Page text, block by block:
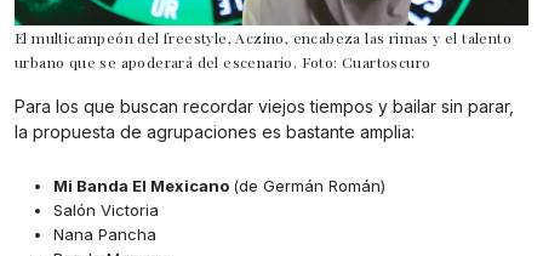
El multicampeón del freestyle, Aczino, encabeza las rimas y el talento
urbano que se apoderará del escenario. Foto: Cuartoscuro
Para los que buscan recordar viejos tiempos y bailar sin parar,
la propuesta de agrupaciones es bastante amplia:
Mi Banda El Mexicano (de Germán Román)
Salón Victoria
Nana Pancha